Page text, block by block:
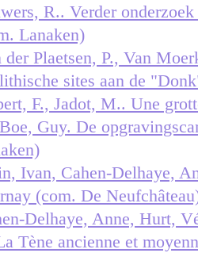
R.. Verder
Lanaken)
der Plaetsen, P., Van
sites aan de
F., Jadot, M.. Une
Guy. De
Ivan, Cahen-Delhaye,
(com. De
Delhaye, Anne, Hurt,
Tène ancienne et